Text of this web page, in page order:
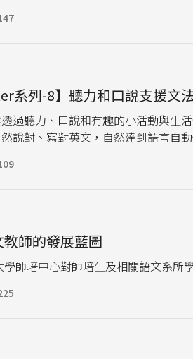
系列-8】聽力和口說支援文
過聽力、口說和有趣的小活動與生
說對、寫對英文，自然達到語言自
師的發展藍圖
師培中心對師培生及相關語文系所